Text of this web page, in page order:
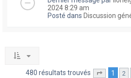
2024 8:29 am
Posté dans Discussion
480 résultats trouvés Page
1 2